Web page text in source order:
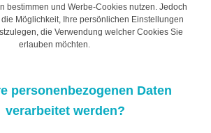
(DeFi) verstehen
bestimmen und Werbe-Cookies nutzen. Jedoch
Möglichkeit, Ihre persönlichen Einstellungen
die Verwendung welcher Cookies Sie
erlauben möchten.
personenbezogenen Daten
verarbeitet werden?